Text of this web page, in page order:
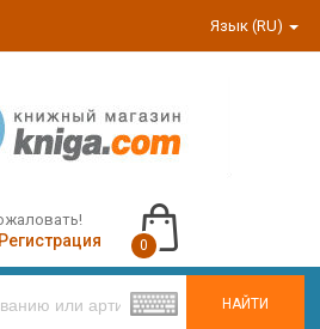
Язык (RU)
НАЙТИ
Регистрация 0